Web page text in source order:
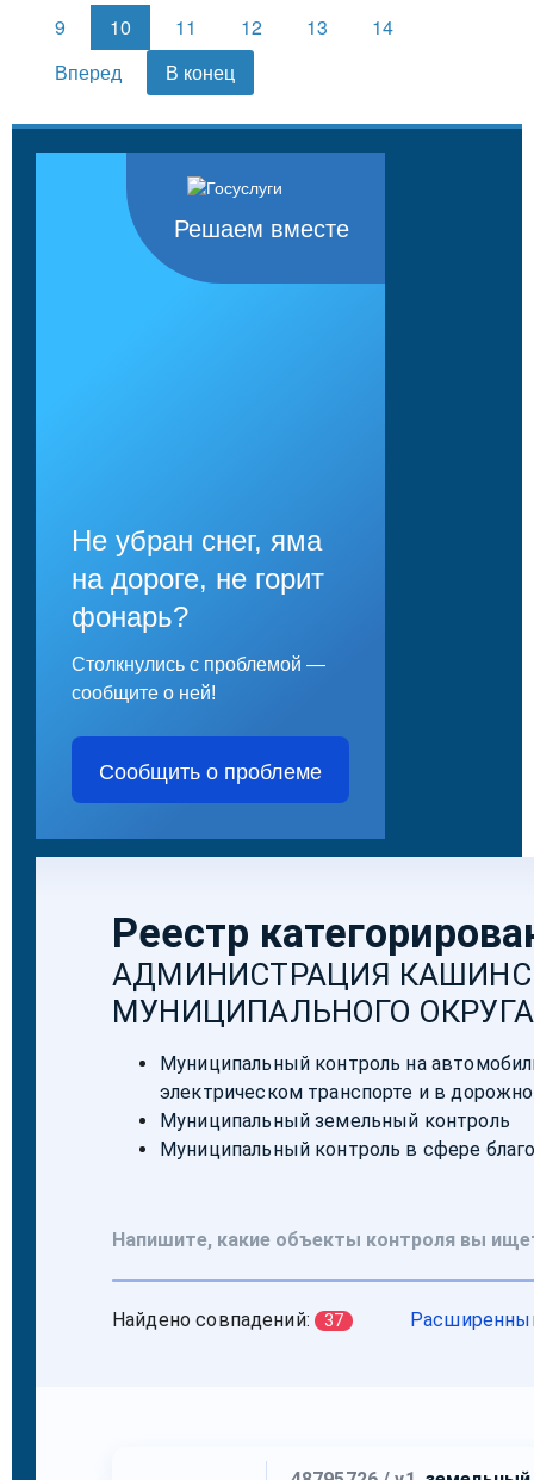
9
10 11 12 13
14
Вперед
В конец
Решаем вместе
Не убран снег, яма
на дороге, не горит
фонарь?
Столкнулись с проблемой —
сообщите о ней!
Сообщить о проблеме